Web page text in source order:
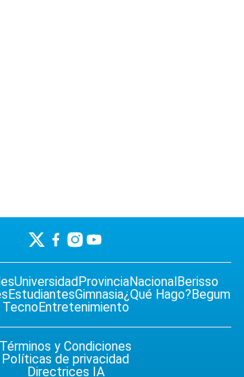
UniversidadProvinciaNacionalBerisso
EstudiantesGimnasia¿Qué Hago?Begum
TecnoEntretenimiento
Términos y Condiciones
Políticas de privacidad
Directrices IA